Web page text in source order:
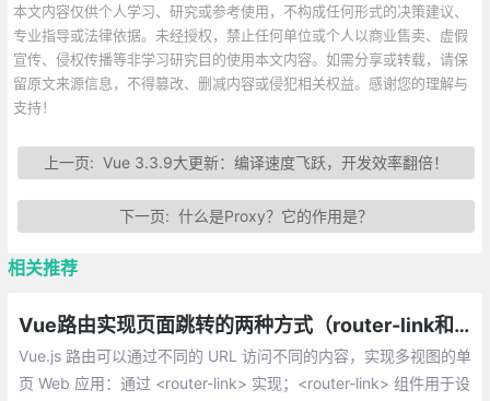
本文内容仅供个人学习、研究或参考使用，不构成任何形式的决策建议、
专业指导或法律依据。未经授权，禁止任何单位或个人以商业售卖、虚假
宣传、侵权传播等非学习研究目的使用本文内容。如需分享或转载，请保
留原文来源信息，不得篡改、删减内容或侵犯相关权益。感谢您的理解与
支持！
上一页: Vue 3.3.9大更新：编译速度飞跃，开发效率翻倍！
下一页: 什么是Proxy？它的作用是？
相关推荐
Vue路由实现页面跳转的两种方式（router-link和JS）
Vue.js 路由可以通过不同的 URL 访问不同的内容，实现多视图的单
页 Web 应用：通过 <router-link> 实现；<router-link> 组件用于设